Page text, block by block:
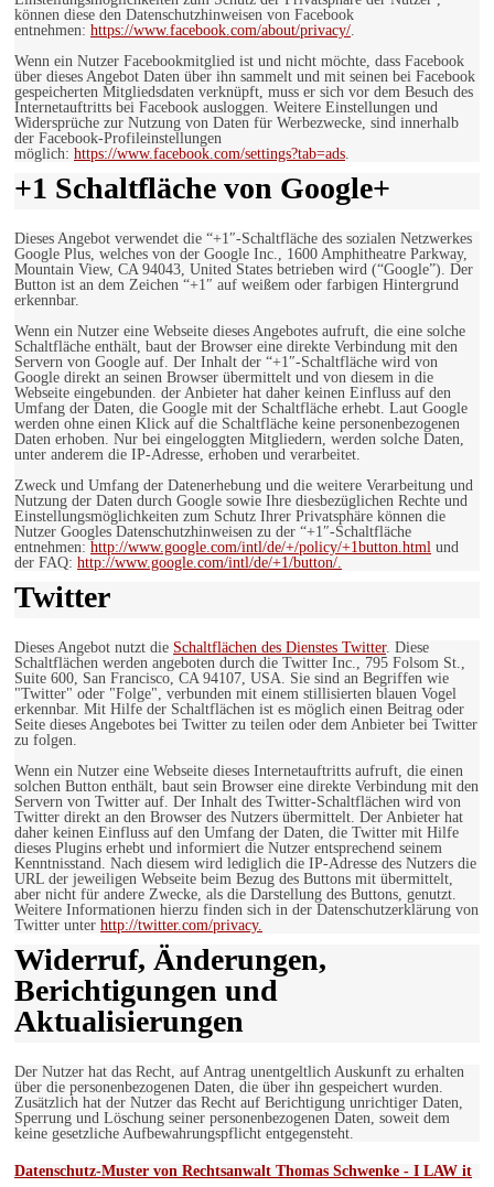
können diese den Datenschutzhinweisen von Facebook
entnehmen: https://www.facebook.com/about/privacy/.
Wenn ein Nutzer Facebookmitglied ist und nicht möchte, dass Facebook
über dieses Angebot Daten über ihn sammelt und mit seinen bei Facebook
gespeicherten Mitgliedsdaten verknüpft, muss er sich vor dem Besuch des
Internetauftritts bei Facebook ausloggen. Weitere Einstellungen und
Widersprüche zur Nutzung von Daten für Werbezwecke, sind innerhalb
der Facebook-Profileinstellungen
möglich: https://www.facebook.com/settings?tab=ads.
+1 Schaltfläche von Google+
Dieses Angebot verwendet die “+1″-Schaltfläche des sozialen Netzwerkes
Google Plus, welches von der Google Inc., 1600 Amphitheatre Parkway,
Mountain View, CA 94043, United States betrieben wird (“Google”). Der
Button ist an dem Zeichen “+1″ auf weißem oder farbigen Hintergrund
erkennbar.
Wenn ein Nutzer eine Webseite dieses Angebotes aufruft, die eine solche
Schaltfläche enthält, baut der Browser eine direkte Verbindung mit den
Servern von Google auf. Der Inhalt der “+1″-Schaltfläche wird von
Google direkt an seinen Browser übermittelt und von diesem in die
Webseite eingebunden. der Anbieter hat daher keinen Einfluss auf den
Umfang der Daten, die Google mit der Schaltfläche erhebt. Laut Google
werden ohne einen Klick auf die Schaltfläche keine personenbezogenen
Daten erhoben. Nur bei eingeloggten Mitgliedern, werden solche Daten,
unter anderem die IP-Adresse, erhoben und verarbeitet.
Zweck und Umfang der Datenerhebung und die weitere Verarbeitung und
Nutzung der Daten durch Google sowie Ihre diesbezüglichen Rechte und
Einstellungsmöglichkeiten zum Schutz Ihrer Privatsphäre können die
Nutzer Googles Datenschutzhinweisen zu der “+1″-Schaltfläche
entnehmen: http://www.google.com/intl/de/+/policy/+1button.html und
der FAQ: http://www.google.com/intl/de/+1/button/.
Twitter
Dieses Angebot nutzt die Schaltflächen des Dienstes Twitter. Diese
Schaltflächen werden angeboten durch die Twitter Inc., 795 Folsom St.,
Suite 600, San Francisco, CA 94107, USA. Sie sind an Begriffen wie
"Twitter" oder "Folge", verbunden mit einem stillisierten blauen Vogel
erkennbar. Mit Hilfe der Schaltflächen ist es möglich einen Beitrag oder
Seite dieses Angebotes bei Twitter zu teilen oder dem Anbieter bei Twitter
zu folgen.
Wenn ein Nutzer eine Webseite dieses Internetauftritts aufruft, die einen
solchen Button enthält, baut sein Browser eine direkte Verbindung mit den
Servern von Twitter auf. Der Inhalt des Twitter-Schaltflächen wird von
Twitter direkt an den Browser des Nutzers übermittelt. Der Anbieter hat
daher keinen Einfluss auf den Umfang der Daten, die Twitter mit Hilfe
dieses Plugins erhebt und informiert die Nutzer entsprechend seinem
Kenntnisstand. Nach diesem wird lediglich die IP-Adresse des Nutzers die
URL der jeweiligen Webseite beim Bezug des Buttons mit übermittelt,
aber nicht für andere Zwecke, als die Darstellung des Buttons, genutzt.
Weitere Informationen hierzu finden sich in der Datenschutzerklärung von
Twitter unter http://twitter.com/privacy.
Widerruf, Änderungen,
Berichtigungen und
Aktualisierungen
Der Nutzer hat das Recht, auf Antrag unentgeltlich Auskunft zu erhalten
über die personenbezogenen Daten, die über ihn gespeichert wurden.
Zusätzlich hat der Nutzer das Recht auf Berichtigung unrichtiger Daten,
Sperrung und Löschung seiner personenbezogenen Daten, soweit dem
keine gesetzliche Aufbewahrungspflicht entgegensteht.
Datenschutz-Muster von Rechtsanwalt Thomas Schwenke - I LAW it